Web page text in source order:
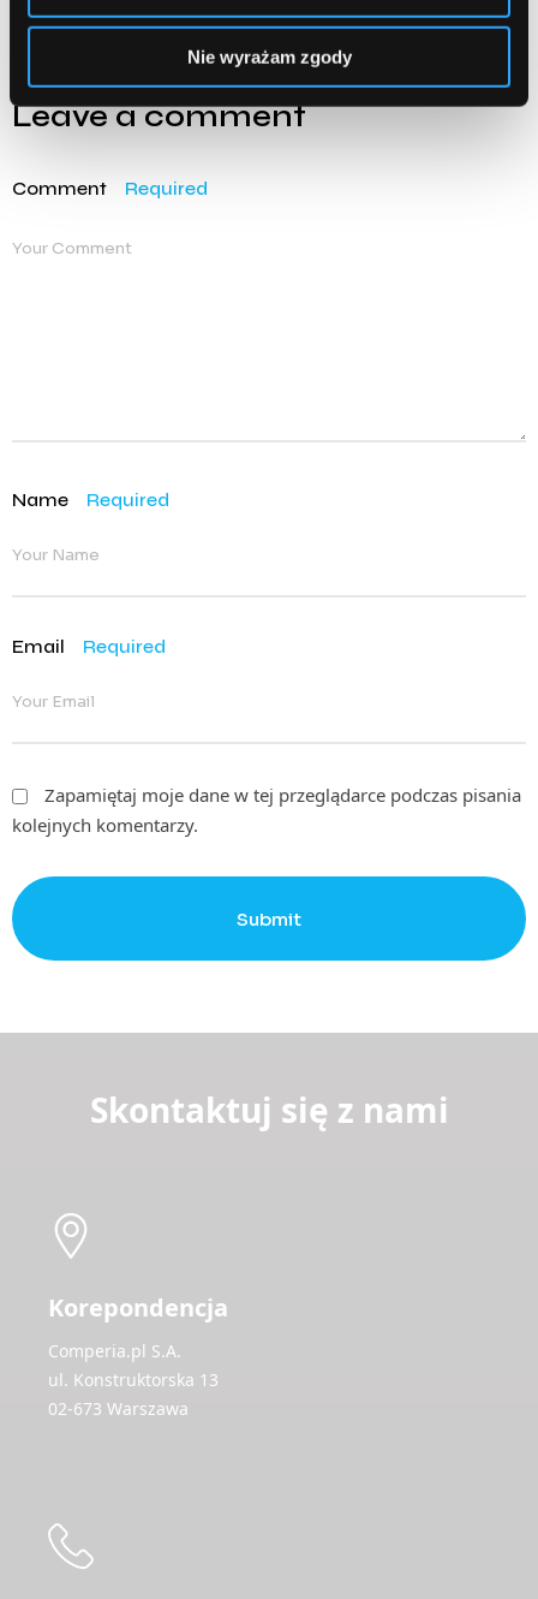
Nie wyrażam zgody
Leave a comment
Comment Required
Name Required
Email Required
Zapamiętaj moje dane w tej przeglądarce podczas pisania
kolejnych komentarzy.
Submit
Skontaktuj się z nami
Korepondencja
Comperia.pl S.A.
ul. Konstruktorska 13
02-673 Warszawa